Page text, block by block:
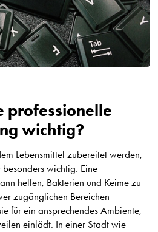
professionelle
wichtig?
Lebensmittel zubereitet werden,
wichtig. Eine
helfen, Bakterien und Keime zu
zugänglichen Bereichen
für ein ansprechendes Ambiente,
einlädt. In einer Stadt wie